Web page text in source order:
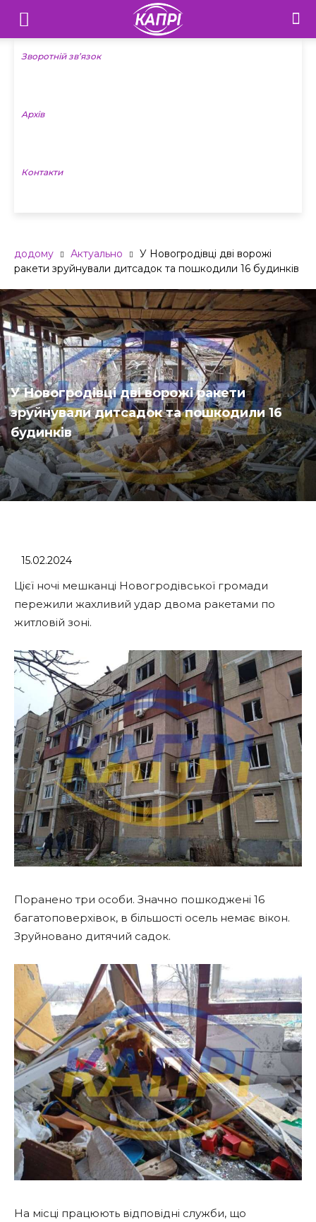
Телебачення
«Капрі»
Новини
Зворотній зв’язок
Архів
Контакти
додому Актуально
У Новогродівці дві ворожі
ракети зруйнували дитсадок та пошкодили 16 будинків
У Новогродівці дві ворожі ракети
зруйнували дитсадок та пошкодили 16
будинків
15.02.2024
Цієї ночі мешканці Новогродівської громади
пережили жахливий удар двома ракетами по
житловій зоні.
Поранено три особи. Значно пошкоджені 16
багатоповерхівок, в більшості осель немає вікон.
Зруйновано дитячий садок.
На місці працюють відповідні служби, що